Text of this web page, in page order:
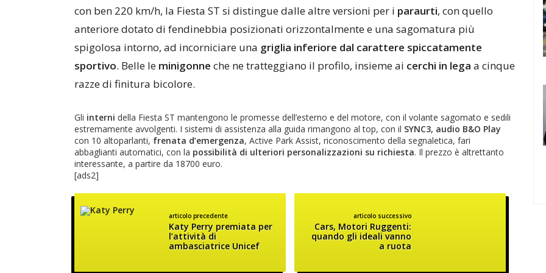
con ben 220 km/h, la Fiesta ST si distingue dalle altre versioni per i paraurti, con quello
anteriore dotato di fendinebbia posizionati orizzontalmente e una sagomatura più
spigolosa intorno, ad incorniciare una griglia inferiore dal carattere spiccatamente
sportivo. Belle le minigonne che ne tratteggiano il profilo, insieme ai cerchi in lega a cinque
razze di finitura bicolore.
Gli interni della Fiesta ST mantengono le promesse dell’esterno e del motore, con il volante sagomato e sedili
estremamente avvolgenti. I sistemi di assistenza alla guida rimangono al top, con il SYNC3, audio B&O Play
con 10 altoparlanti, frenata d’emergenza, Active Park Assist, riconoscimento della segnaletica, fari
abbaglianti automatici, con la possibilità di ulteriori personalizzazioni su richiesta. Il prezzo è altrettanto
interessante, a partire da 18700 euro.
[ads2]
articolo precedente
Katy Perry premiata per
l’attività di
ambasciatrice Unicef
articolo successivo
Cars, Motori Ruggenti:
quando gli ideali vanno
a ruota